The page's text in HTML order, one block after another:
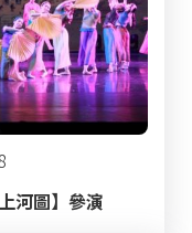
河圖】參演